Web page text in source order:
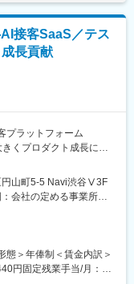
接客SaaS／テス
長貢献
プラットフォーム
くプロダクト成長に貢
coco」のQA/SETエンジ
プロセスの設計・改善を
、開発やビジネスサイ
理など上流工程にも深
、開発チームとの同期
円山町5-5 Navi渋谷Ⅴ3F
会社の定める事業所
態＞年俸制＜賃金内訳＞
円固定残業手当/月：